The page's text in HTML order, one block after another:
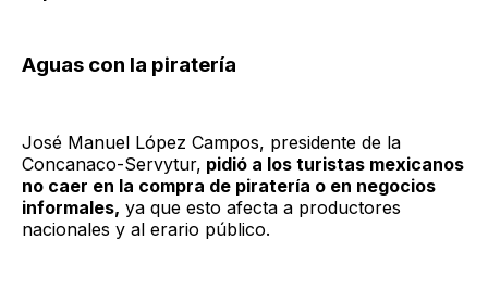
Aguas con la piratería
José Manuel López Campos, presidente de la
Concanaco-Servytur, pidió a los turistas mexicanos
no caer en la compra de piratería o en negocios
informales, ya que esto afecta a productores
nacionales y al erario público.